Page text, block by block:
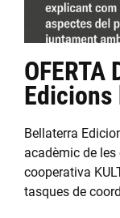
OFERTA
Bellaterra
acadèmic de
cooperativa
tasques de